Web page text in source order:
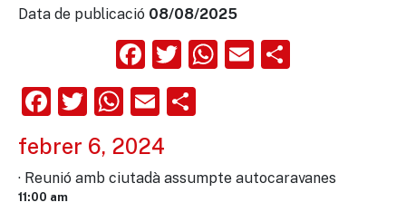
Data de publicació 08/08/2025
Facebook
Twitter
WhatsApp
Email
Facebook
Twitter
WhatsApp
Email
febrer 6, 2024
· Reunió amb ciutadà assumpte autocaravanes
11:00 am